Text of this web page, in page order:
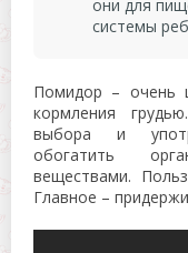
они для
системы
Помидор – очень
кормления
выбора и
обогатить
веществами.
Главное –